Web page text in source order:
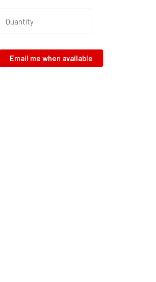
Email me when available